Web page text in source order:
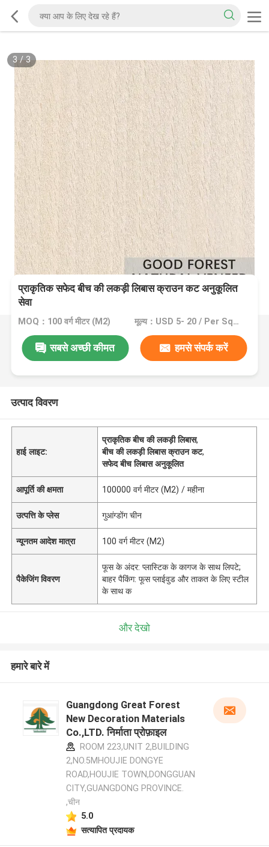
3/3
प्राकृतिक सफेद बीच की लकड़ी लिबास क्राउन कट अनुकूलित
सेवा
MOQ：100 वर्ग मीटर (M2) मूल्य：USD 5- 20 / Per Square Meter (M2)
सबसे अच्छी कीमत हमसे संपर्क करें
उत्पाद विवरण
हाई लाइट:
प्राकृतिक बीच की लकड़ी लिबास,
बीच की लकड़ी लिबास क्राउन कट,
सफेद बीच लिबास अनुकूलित
आपूर्ति की क्षमता 100000 वर्ग मीटर (M2) / महीना
उत्पत्ति के प्लेस गुआंग्डोंग चीन
न्यूनतम आदेश मात्रा 100 वर्ग मीटर (M2)
पैकेजिंग विवरण
फूस के अंदर: प्लास्टिक के कागज के साथ लिपटे;
बाहर पैकिंग: फूस प्लाईवुड और ताकत के लिए स्टील
के साथ क
और देखो
हमारे बारे में
Guangdong Great Forest
New Decoration Materials
Co.,LTD. निर्माता प्रोफ़ाइल
ROOM 223,UNIT 2,BUILDING
2,NO.5MHOUJIE DONGYE
ROAD,HOUJIE TOWN,DONGGUAN
CITY,GUANGDONG PROVINCE.
,चीन
5.0
सत्यापित प्रदायक